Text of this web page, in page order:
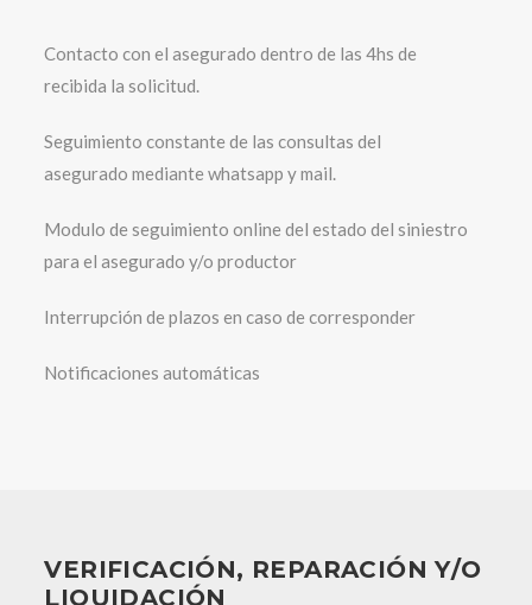
Contacto con el asegurado dentro de las 4hs de
recibida la solicitud.
Seguimiento constante de las consultas del
asegurado mediante whatsapp y mail.
Modulo de seguimiento online del estado del siniestro
para el asegurado y/o productor
Interrupción de plazos en caso de corresponder
Notificaciones automáticas
VERIFICACIÓN, REPARACIÓN Y/O
LIQUIDACIÓN